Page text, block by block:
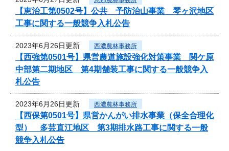
【恵治工第0502号】公共 予防治山事業 琴ヶ沢地区
工事に関する一般競争入札公告
2023年6月26日更新 西濃農林事務所
【西強第0501号】県営農道施設強化対策事業 関ケ原
中部第二期地区 第4期舗装工事に関する一般競争入
札公告
2023年6月26日更新 西濃農林事務所
【西保第0501号】県営かんがい排水事業（保全合理化
型） 多芸直江地区 第3期排水路工事に関する一般
競争入札公告